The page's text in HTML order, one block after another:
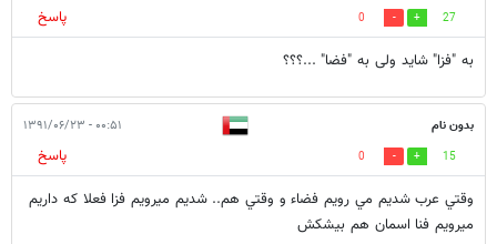
27
0
پاسخ
به "فزا" شاید ولی به "فضا" ...؟؟؟
بدون نام ۰۰:۵۱ - ۱۳۹۱/۰۶/۲۳
15
0
پاسخ
وقتي عرب شديم مي رويم فضاء و وقتي هم.. شديم ميرويم فزا فعلا كه داريم
ميرويم فنا اسمان هم بيشكش